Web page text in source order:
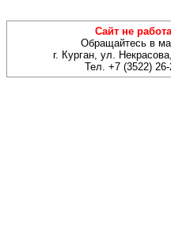
Сайт не
Обращайтесь в
г. Курган, ул.
Тел. +7 (3522) 26-